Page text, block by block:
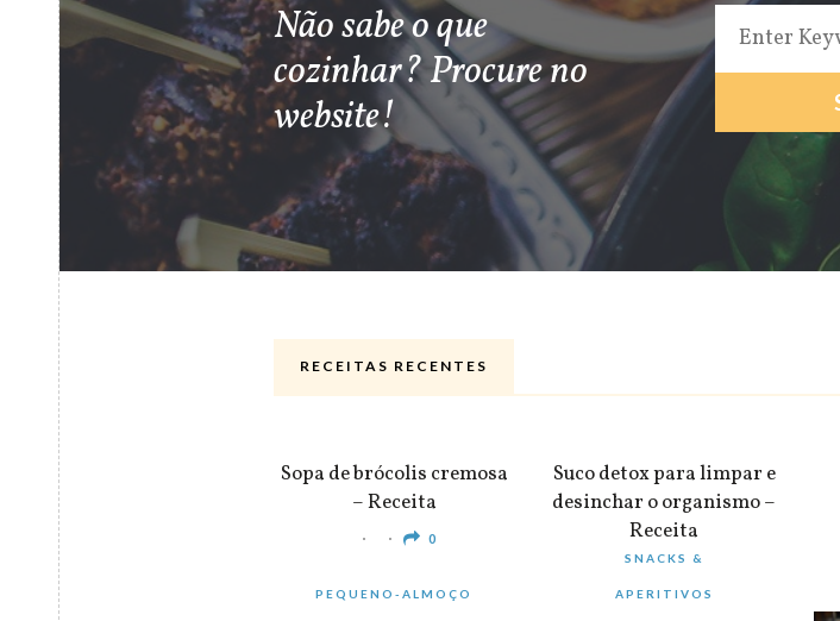
Não sabe o que
cozinhar? Procure no
website!
RECEITAS RECENTES
Sopa de brócolis cremosa
– Receita
0
Suco detox para limpar e
desinchar o organismo –
Receita
0
PEQUENO-ALMOÇO
SNACKS &
APERITIVOS